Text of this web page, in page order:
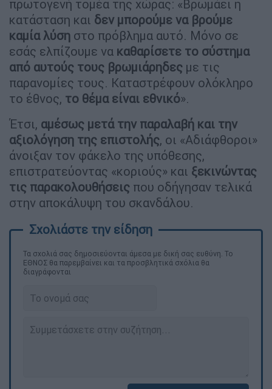
πρωτογενή τομέα της χώρας: «Βρωμάει η
κατάσταση και δεν μπορούμε να βρούμε
καμία λύση στο πρόβλημα αυτό. Μόνο σε
εσάς ελπίζουμε να καθαρίσετε το σύστημα
από αυτούς τους βρωμιάρηδες με τις
παρανομίες τους. Καταστρέφουν ολόκληρο
το έθνος, το θέμα είναι εθνικό».
Έτσι, αμέσως μετά την παραλαβή και την
αξιολόγηση της επιστολής, οι «Αδιάφθοροι»
άνοιξαν τον φάκελο της υπόθεσης,
επιστρατεύοντας «κοριούς» και ξεκινώντας
τις παρακολουθήσεις που οδήγησαν τελικά
στην αποκάλυψη του σκανδάλου.
Τα σχολιά σας δημοσιεύονται άμεσα με δική σας ευθύνη. Το
ΕΘΝΟΣ θα παρεμβαίνει και τα προσβλητικά σχόλια θα
διαγράφονται